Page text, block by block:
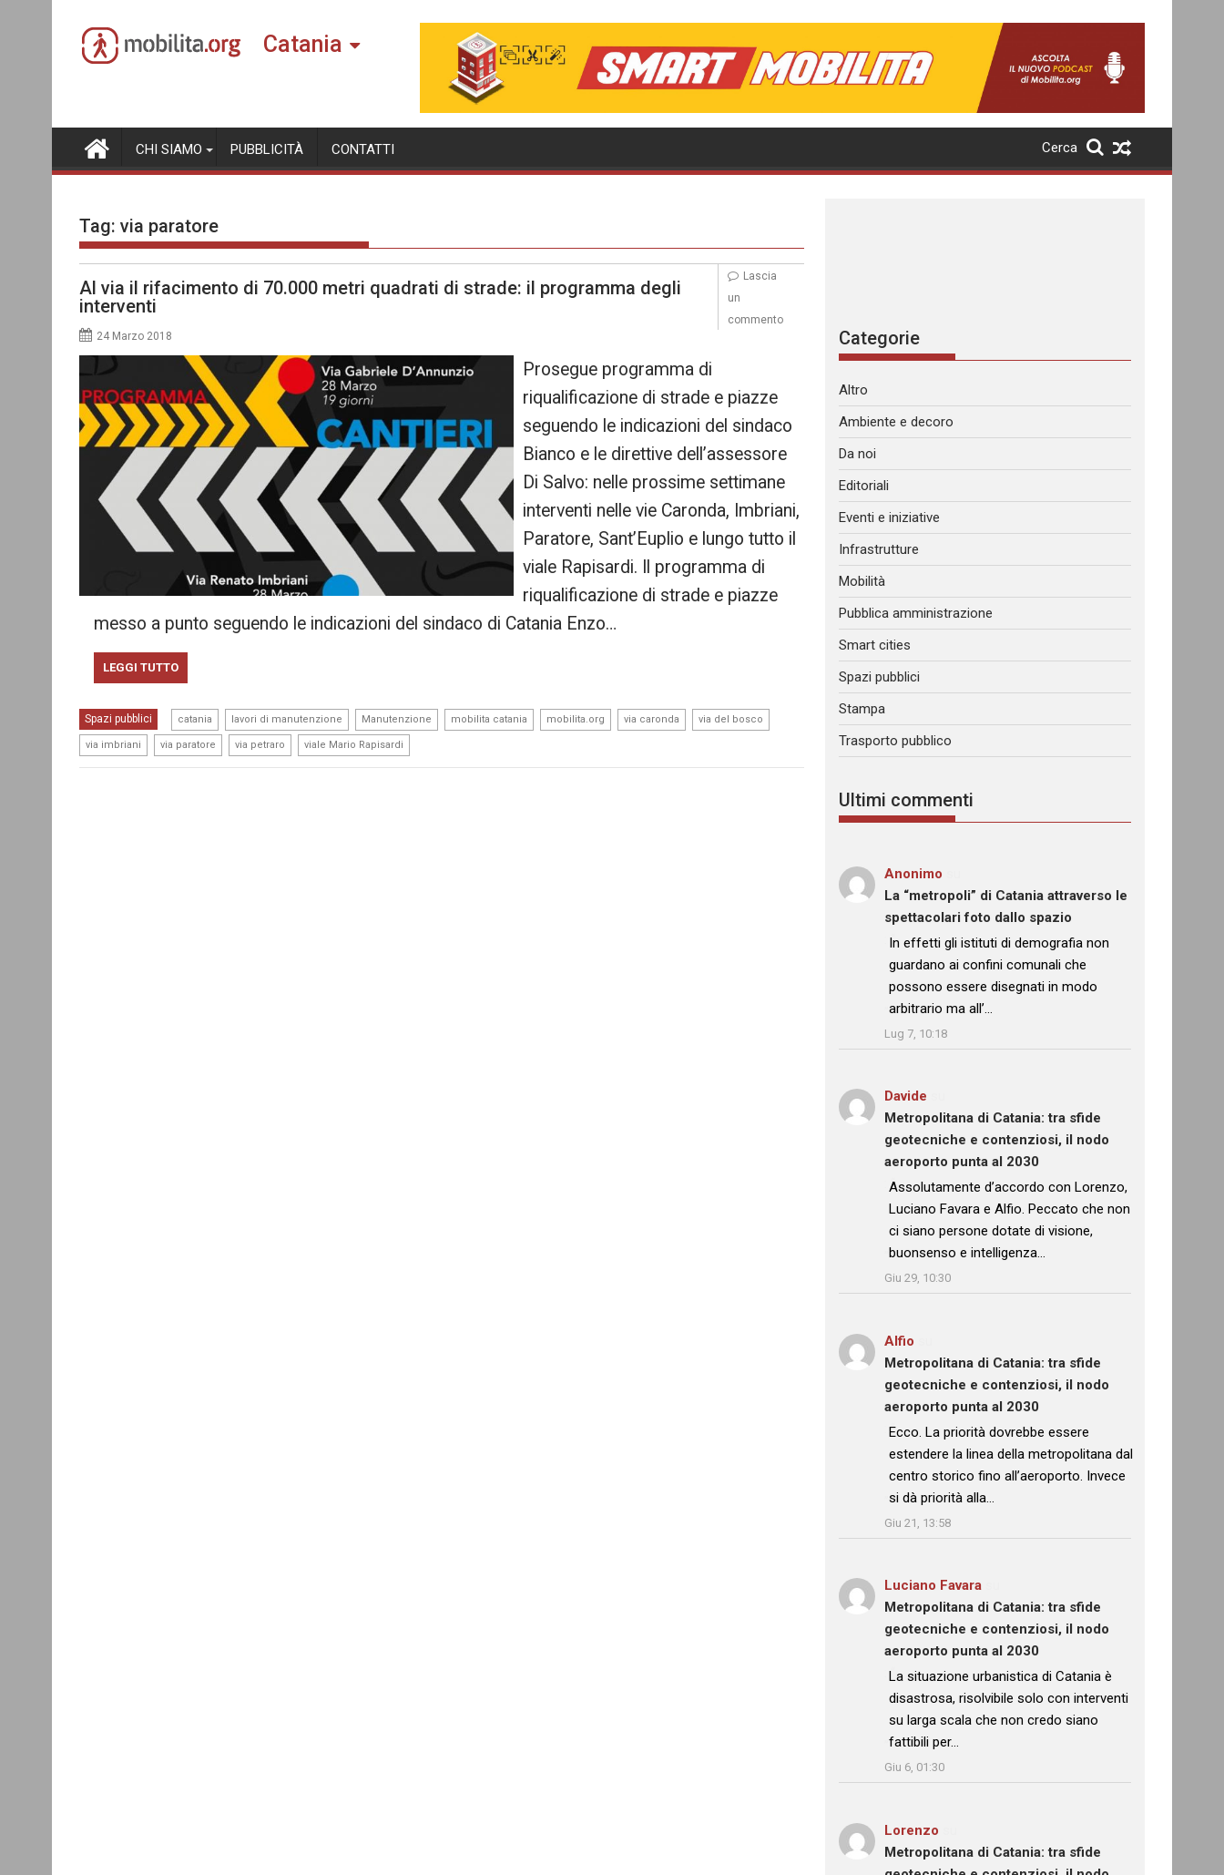
content
Catania
CHI SIAMO PUBBLICITÀ CONTATTI Cerca
Tag: via paratore
Al via il rifacimento di 70.000 metri quadrati di strade: il programma degli
interventi
24 Marzo 2018
Prosegue programma di
riqualificazione di strade e piazze
seguendo le indicazioni del sindaco
Bianco e le direttive dell’assessore
Di Salvo: nelle prossime settimane
interventi nelle vie Caronda, Imbriani,
Paratore, Sant’Euplio e lungo tutto il
viale Rapisardi. Il programma di
riqualificazione di strade e piazze
messo a punto seguendo le indicazioni del sindaco di Catania Enzo…
LEGGI TUTTO
Spazi pubblici catania lavori di manutenzione Manutenzione mobilita catania mobilita.org via caronda via del bosco
via imbriani via paratore via petraro viale Mario Rapisardi
Lascia
un
commento
Categorie
Altro
Ambiente e decoro
Da noi
Editoriali
Eventi e iniziative
Infrastrutture
Mobilità
Pubblica amministrazione
Smart cities
Spazi pubblici
Stampa
Trasporto pubblico
Ultimi commenti
Anonimo
La “metropoli” di Catania attraverso le
spettacolari foto dallo spazio
: “
In effetti gli istituti di demografia non
guardano ai confini comunali che
possono essere disegnati in modo
arbitrario ma all’…
Lug 7, 10:18
Davide
Metropolitana di Catania: tra sfide
geotecniche e contenziosi, il nodo
aeroporto punta al 2030
: “
Assolutamente d’accordo con Lorenzo,
Luciano Favara e Alfio. Peccato che non
ci siano persone dotate di visione,
buonsenso e intelligenza…
Giu 29, 10:30
Alfio
Metropolitana di Catania: tra sfide
geotecniche e contenziosi, il nodo
aeroporto punta al 2030
: “
Ecco. La priorità dovrebbe essere
estendere la linea della metropolitana dal
centro storico fino all’aeroporto. Invece
si dà priorità alla…
Giu 21, 13:58
Luciano Favara
Metropolitana di Catania: tra sfide
geotecniche e contenziosi, il nodo
aeroporto punta al 2030
: “La situazione urbanistica di Catania è
disastrosa, risolvibile solo con interventi
su larga scala che non credo siano
fattibili per…
Giu 6, 01:30
Lorenzo
Metropolitana di Catania: tra sfide